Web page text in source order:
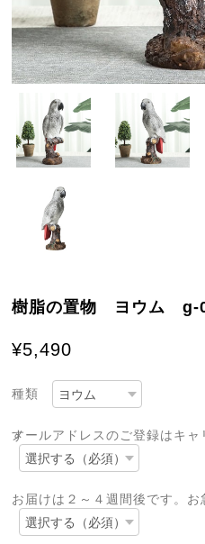
樹脂の置物 ヨウム g-
¥5,490
種類
メールアドレスのご登録はキャリアメール以外でお願いします
お届けは２～４週間後です。お